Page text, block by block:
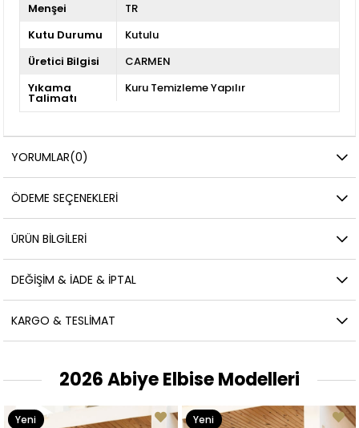
Menşei
TR
Kutu Durumu
Kutulu
Üretici Bilgisi
CARMEN
Yıkama
Talimatı
Kuru Temizleme Yapılır
YORUMLAR(0)
ÖDEME SEÇENEKLERI
ÜRÜN BILGILERI
DEĞIŞIM & İADE & İPTAL
KARGO & TESLIMAT
2026 Abiye Elbise Modelleri
Yeni
Yeni